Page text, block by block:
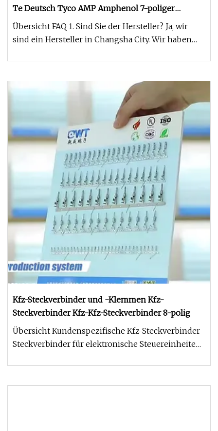
Te Deutsch Tyco AMP Amphenol 7-poliger
wasserdichter Steckverbinderanschluss
Automotive Auto Electric Rundsteckverbinder
Übersicht FAQ 1. Sind Sie der Hersteller? Ja, wir
sind ein Hersteller in Changsha City. Wir haben
Kfz-Steckverbinder und -Klemmen Kfz-
Steckverbinder Kfz-Kfz-Steckverbinder 8-polig
Übersicht Kundenspezifische Kfz-Steckverbinder
Steckverbinder für elektronische Steuereinheiten